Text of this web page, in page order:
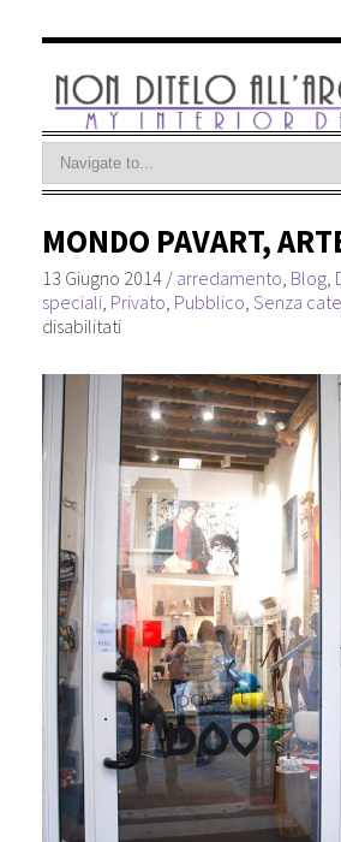
MONDO PAVART,
13 Giugno 2014/ arredamento Blog,
speciali, Privato Pubblico Senza
disabilitati